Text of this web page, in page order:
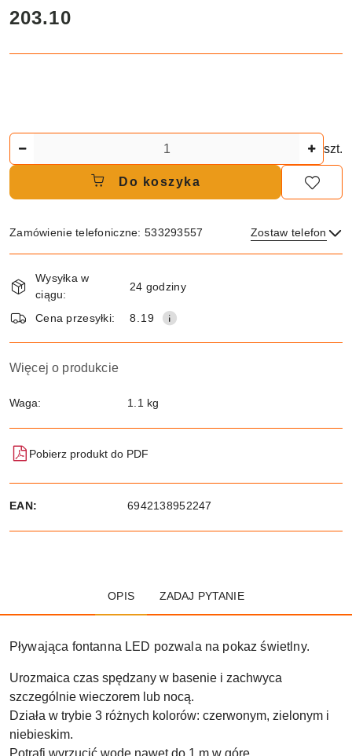
cena:
203.10
szt.
Do koszyka
Zamówienie telefoniczne: 533293557 Zostaw telefon
i
dostawa
Wysyłka w
ciągu:
24 godziny
Cena przesyłki: 8.19
Więcej o produkcie
Waga: 1.1 kg
Pobierz produkt do PDF
EAN: 6942138952247
OPIS ZADAJ PYTANIE
Pływająca fontanna LED pozwala na pokaz świetlny.
Urozmaica czas spędzany w basenie i zachwyca
szczególnie wieczorem lub nocą.
Działa w trybie 3 różnych kolorów: czerwonym, zielonym i
niebieskim.